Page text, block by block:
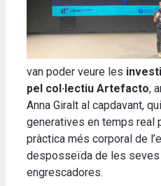
van poder veure les
pel col·lectiu Artefacto,
Anna Giralt al capdavant,
generatives en temps real
pràctica més corporal de
desposseïda de les
engrescadores.